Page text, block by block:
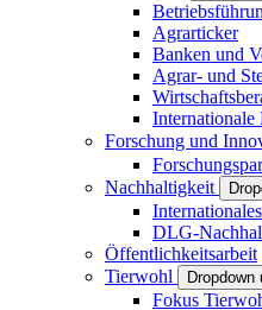
Agrarticker
Banken und
Agrar- und
Internationale
Forschung und
Nachhaltigkeit
DLG-
Öffentlichkeitsarbeit
Tierwohl
Fokus